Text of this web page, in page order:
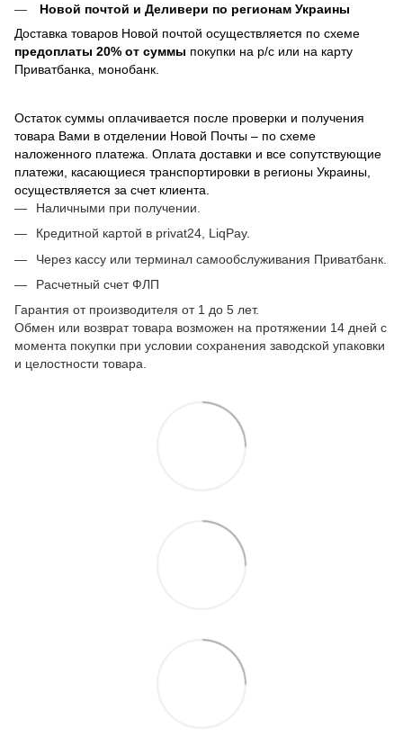
Новой почтой и Деливери по регионам Украины
Доставка товаров Новой почтой осуществляется по схеме
предоплаты 20% от суммы покупки на р/с или на карту
Приватбанка, монобанк.
Остаток суммы оплачивается после проверки и получения
товара Вами в отделении Новой Почты – по схеме
наложенного платежа. Оплата доставки и все сопутствующие
платежи, касающиеся транспортировки в регионы Украины,
осуществляется за счет клиента.
Наличными при получении.
Кредитной картой в privat24, LiqPay.
Через кассу или терминал самообслуживания Приватбанк.
Расчетный счет ФЛП
Гарантия от производителя от 1 до 5 лет.
Обмен или возврат товара возможен на протяжении 14 дней с
момента покупки при условии сохранения заводской упаковки
и целостности товара.